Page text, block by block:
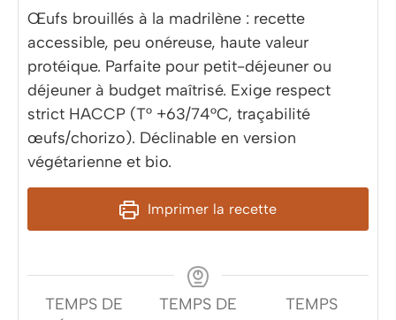
Œufs brouillés à la madrilène : recette
accessible, peu onéreuse, haute valeur
protéique. Parfaite pour petit-déjeuner ou
déjeuner à budget maîtrisé. Exige respect
strict HACCP (T° +63/74°C, traçabilité
œufs/chorizo). Déclinable en version
végétarienne et bio.
Imprimer la recette
TEMPS DE
TEMPS DE
TEMPS